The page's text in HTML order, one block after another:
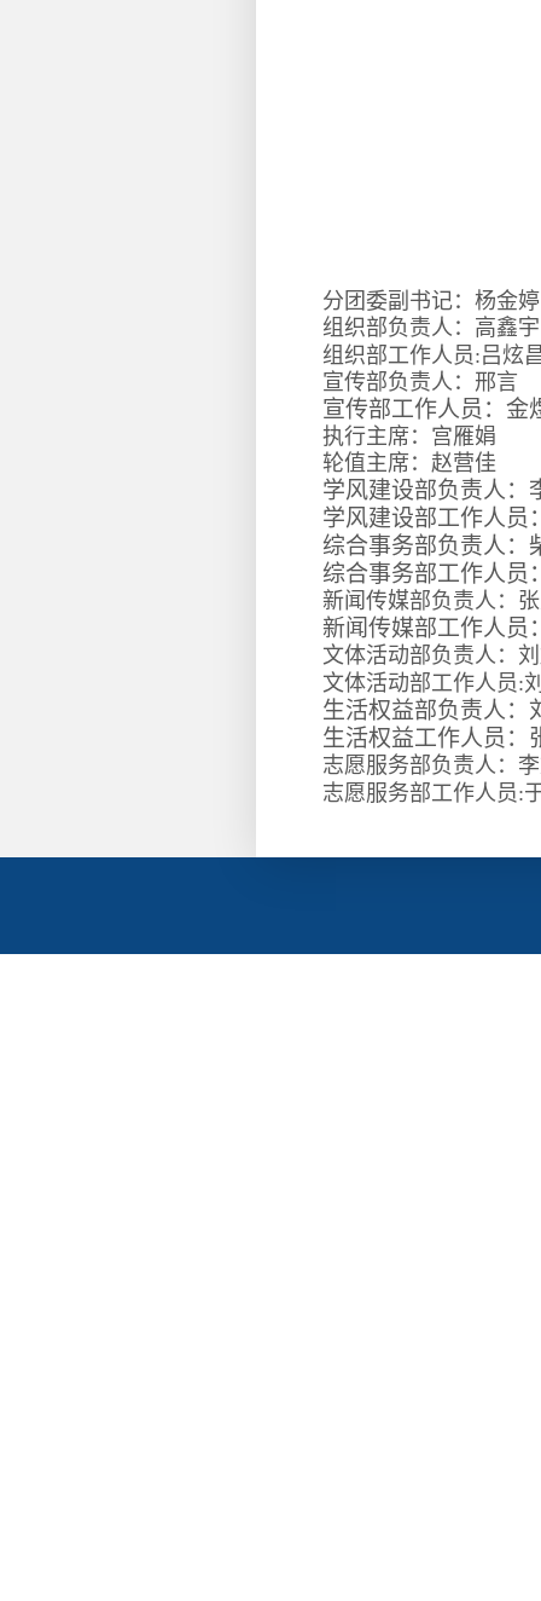
分团委副书记：杨金婷
组织部负责人：高鑫宇
组织部工作人员:吕炫
宣传部负责人：邢言
宣传部工作人员：金
执行主席：宫雁娟
轮值主席：赵营佳
学风建设部负责人：
学风建设部工作人员
综合事务部负责人：
综合事务部工作人员
新闻传媒部负责人：
新闻传媒部工作人员
文体活动部负责人：
文体活动部工作人员:
生活权益部负责人：
生活权益工作人员：
志愿服务部负责人：
志愿服务部工作人员: